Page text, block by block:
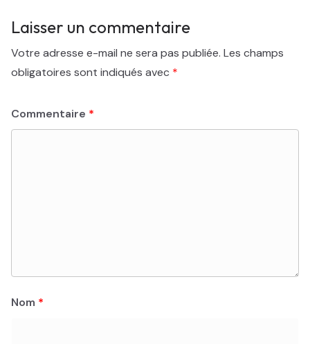
Laisser un commentaire
Votre adresse e-mail ne sera pas publiée. Les champs
obligatoires sont indiqués avec *
Commentaire *
Nom *